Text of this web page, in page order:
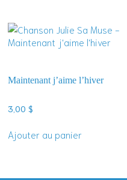
Maintenant j’aime l’hiver
3,00 $
Ajouter au panier